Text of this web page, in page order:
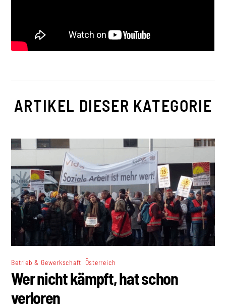
ARTIKEL DIESER KATEGORIE
Betrieb & Gewerkschaft Österreich
Wer nicht kämpft, hat schon
verloren